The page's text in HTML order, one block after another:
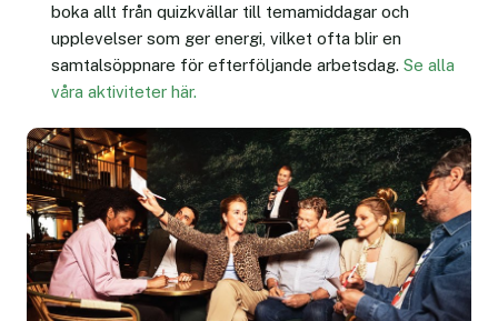
boka allt från quizkvällar till temamiddagar och
upplevelser som ger energi, vilket ofta blir en
samtalsöppnare för efterföljande arbetsdag.Se alla
våra aktiviteter här.